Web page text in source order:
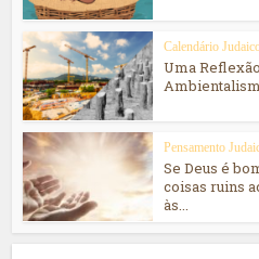
Calendário
Uma
Pensamento
Se Deus é
coisas ruins
às...